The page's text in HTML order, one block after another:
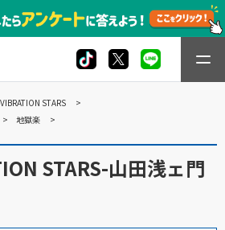
VIBRATION STARS
地獄楽
STARS-山田浅ェ門